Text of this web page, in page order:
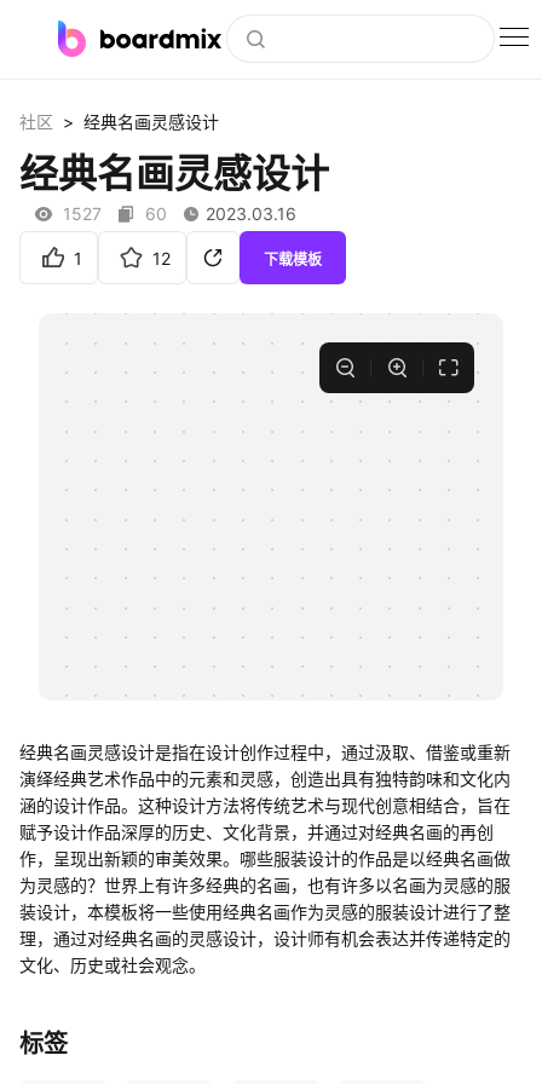
社区资源
下载
会员
帮助中心
社区 > 经典名画灵感设计
经典名画灵感设计
1527 60 2023.03.16
1 12 下载模板
经典名画灵感设计是指在设计创作过程中，通过汲取、借鉴或重新
演绎经典艺术作品中的元素和灵感，创造出具有独特韵味和文化内
涵的设计作品。这种设计方法将传统艺术与现代创意相结合，旨在
赋予设计作品深厚的历史、文化背景，并通过对经典名画的再创
作，呈现出新颖的审美效果。哪些服装设计的作品是以经典名画做
为灵感的？世界上有许多经典的名画，也有许多以名画为灵感的服
装设计，本模板将一些使用经典名画作为灵感的服装设计进行了整
理，通过对经典名画的灵感设计，设计师有机会表达并传递特定的
文化、历史或社会观念。
标签